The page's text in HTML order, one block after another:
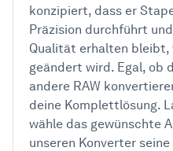
konzipiert, dass er
Präzision durchführt
Qualität erhalten bleibt,
geändert wird. Egal, ob
andere RAW
deine Komplettlösung.
wähle das gewünschte
unseren Konverter